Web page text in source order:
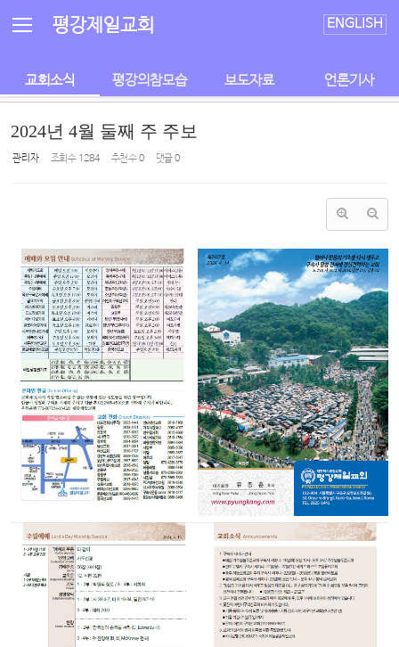
평강제일교회 ENGLISH
교회소식 평강의참모습 보도자료 언론기사
2024년 4월 둘째 주 주보
관리자 조회 수 1284 추천 수0 댓글0